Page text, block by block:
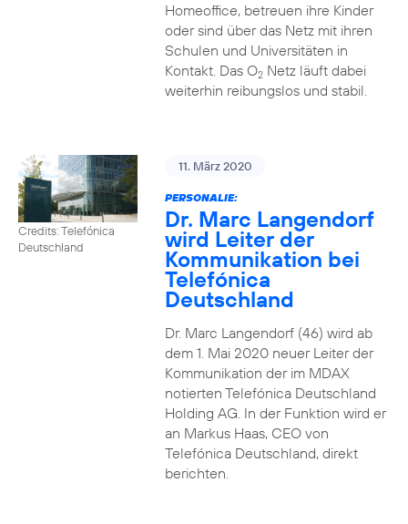
Homeoffice, betreuen ihre Kinder
oder sind über das Netz mit ihren
Schulen und Universitäten in
Kontakt. Das O2Netz läuft dabei
weiterhin reibungslos und stabil.
Credits: Telefónica
Deutschland
11. März 2020
PERSONALIE:
Dr. Marc Langendorf
wird Leiter der
Kommunikation bei
Telefónica
Deutschland
Dr. Marc Langendorf (46) wird ab
dem 1. Mai 2020 neuer Leiter der
Kommunikation der im MDAX
notierten Telefónica Deutschland
Holding AG. In der Funktion wird er
an Markus Haas, CEO von
Telefónica Deutschland, direkt
berichten.